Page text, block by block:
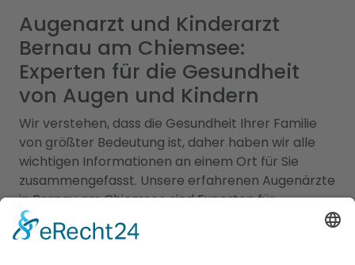
Augenarzt und Kinderarzt
Bernau am Chiemsee:
Experten für die Gesundheit
von Augen und Kindern
Wir verstehen, dass die Gesundheit Ihrer Familie
von größter Bedeutung ist, daher haben wir alle
wichtigen Informationen an einem Ort für Sie
zusammengefasst. Unsere erfahrenen Augenärzte
in Bernau am Chiemsee sind Experten für
Augengesundheit und bieten eine Vielzahl von
Leistungen an, darunter Routineuntersuchungen,